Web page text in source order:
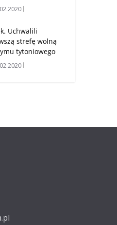
Uchwalili
strefę wolną
tytoniowego